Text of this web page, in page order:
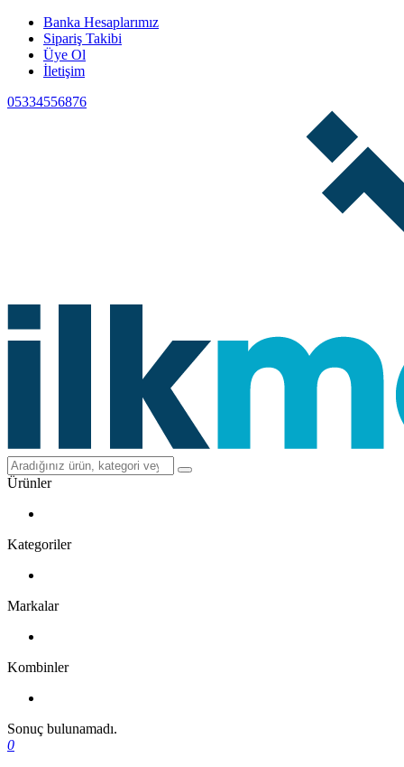
Banka Hesaplarımız
Sipariş Takibi
Üye Ol
İletişim
05334556876
Ürünler
Kategoriler
Markalar
Kombinler
Sonuç bulunamadı.
0